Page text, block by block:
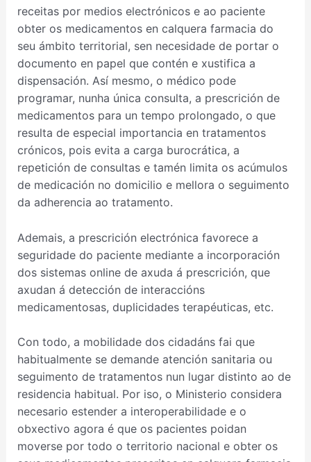
receitas por medios electrónicos e ao paciente
obter os medicamentos en calquera farmacia do
seu ámbito territorial, sen necesidade de portar o
documento en papel que contén e xustifica a
dispensación. Así mesmo, o médico pode
programar, nunha única consulta, a prescrición de
medicamentos para un tempo prolongado, o que
resulta de especial importancia en tratamentos
crónicos, pois evita a carga burocrática, a
repetición de consultas e tamén limita os acúmulos
de medicación no domicilio e mellora o seguimento
da adherencia ao tratamento.
Ademais, a prescrición electrónica favorece a
seguridade do paciente mediante a incorporación
dos sistemas online de axuda á prescrición, que
axudan á detección de interaccións
medicamentosas, duplicidades terapéuticas, etc.
Con todo, a mobilidade dos cidadáns fai que
habitualmente se demande atención sanitaria ou
seguimento de tratamentos nun lugar distinto ao de
residencia habitual. Por iso, o Ministerio considera
necesario estender a interoperabilidade e o
obxectivo agora é que os pacientes poidan
moverse por todo o territorio nacional e obter os